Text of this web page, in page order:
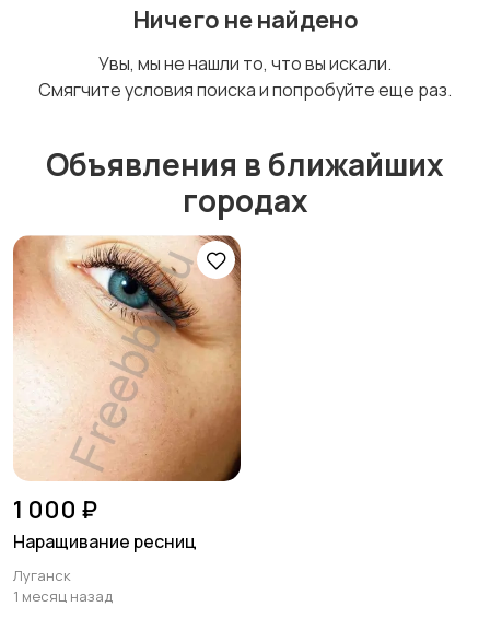
Организация
праздников
Изготовление на
заказ
Уход за животными
Ничего не найдено
Увы, мы не нашли то, что вы искали.
Смягчите условия поиска и попробуйте еще раз.
Объявления в ближайших
городах
1 000 ₽
Наращивание ресниц
Луганск
1 месяц назад